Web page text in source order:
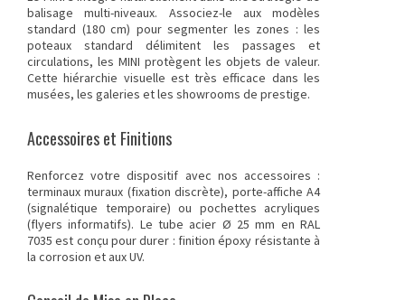
balisage multi-niveaux. Associez-le aux modèles
standard (180 cm) pour segmenter les zones : les
poteaux standard délimitent les passages et
circulations, les MINI protègent les objets de valeur.
Cette hiérarchie visuelle est très efficace dans les
musées, les galeries et les showrooms de prestige.
Accessoires et Finitions
Renforcez votre dispositif avec nos accessoires :
terminaux muraux (fixation discrète), porte-affiche A4
(signalétique temporaire) ou pochettes acryliques
(flyers informatifs). Le tube acier Ø 25 mm en RAL
7035 est conçu pour durer : finition époxy résistante à
la corrosion et aux UV.